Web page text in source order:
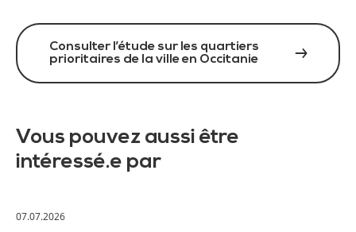
Consulter l’étude sur les quartiers
prioritaires de la ville en Occitanie
Vous pouvez aussi être
intéressé.e par
07.07.2026